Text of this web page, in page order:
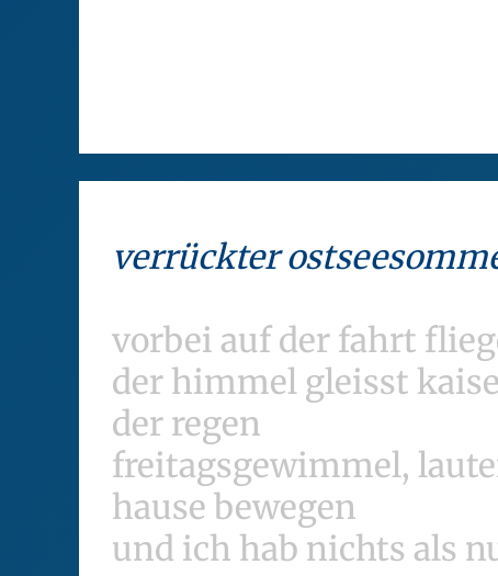
verrückter
vorbei auf der fahrt
der himmel gleisst
der regen
freitagsgewimmel,
hause bewegen
und ich hab nichts als